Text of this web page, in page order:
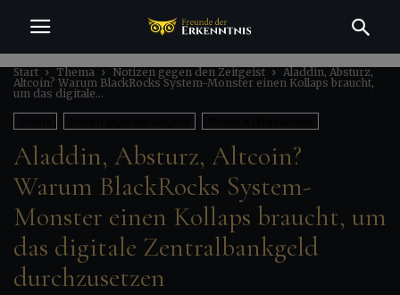
Start Thema Notizen gegen den Zeitgeist
Aladdin, Absturz,
Altcoin? Warum BlackRocks System-Monster einen Kollaps braucht,
um das digitale...
Politik & Macht
Wirtschaft & Geld Wissenschaft & Technik
Aladdin, Absturz, Altcoin?
Warum BlackRocks System-
Monster einen Kollaps braucht, um
das digitale Zentralbankgeld
durchzusetzen